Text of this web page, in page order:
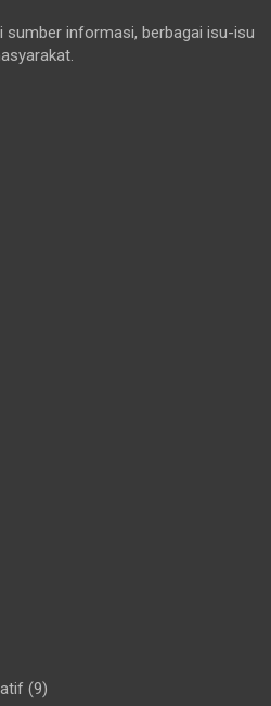
sumber informasi, berbagai isu-isu
(9)